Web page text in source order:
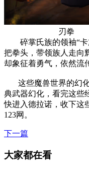
刃拳
碎掌氏族的领袖“卡
把拳头，带领族人走向
却象征着勇气，依然流
这些魔兽世界的幻化
典武器幻化，看完这些
快进入德拉诺，收下这
123网。
下一篇
大家都在看